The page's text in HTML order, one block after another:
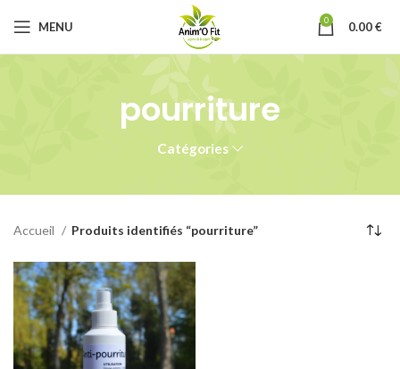
MENU 0 0.00€
pourriture
Catégories
Accueil Produits identifiés “pourriture”